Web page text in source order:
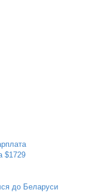
$1729
до Беларуси